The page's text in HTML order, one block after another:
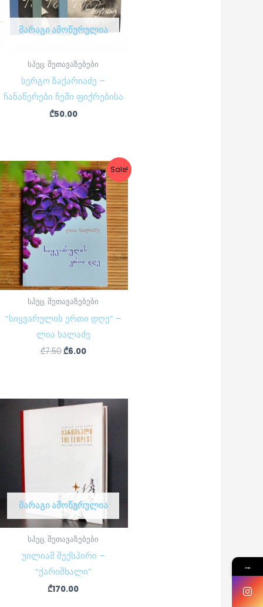
ᲛᲐᲠᲐᲒᲘ ᲐᲛᲝᲬᲣᲠᲣᲚᲘᲐ
სპეც. შეთავაზებები
სერგო ზაქარიაძე –
ჩანაწერები ჩემი ფიქრებისა
₾50.00
Sale!
სპეც. შეთავაზებები
“სიყვარულის ერთი დღე” –
ლია ხალაძე
₾7.50
Original
price
was:
₾7.50.
₾6.00
Current
price
is:
₾6.00.
ᲛᲐᲠᲐᲒᲘ ᲐᲛᲝᲬᲣᲠᲣᲚᲘᲐ
სპეც. შეთავაზებები
უილიამ შექსპირი –
“ქარიშხალი”
₾170.00
→